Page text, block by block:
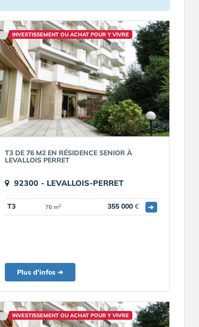
INVESTISSEMENT OU ACHAT POUR Y VIVRE
T3 DE 76 M2 EN RÉSIDENCE SENIOR À
LEVALLOIS PERRET
92300 - LEVALLOIS-PERRET
T3 76 m2 355 000 € ➔
Plus d'infos ➔
INVESTISSEMENT OU ACHAT POUR Y VIVRE